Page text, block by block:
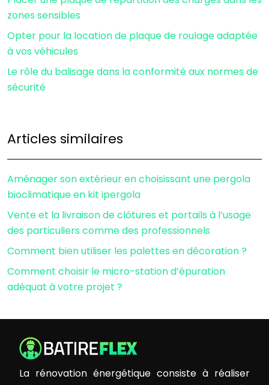
zones sensibles
Opter pour la location de plaque de roulage adaptée
à vos véhicules
Le rôle du balisage dans la conformité aux normes de
sécurité
Articles similaires
Aménager son extérieur en choisissant une pergola
bioclimatique en kit ipergola
Vente et la livraison de clôtures et portails à l’usage
des particuliers comme des professionnels
Comment bien utiliser les palettes en décoration ?
Comment choisir le micro-station d’épuration
adéquat à votre projet ?
La rénovation énergétique consiste à réaliser